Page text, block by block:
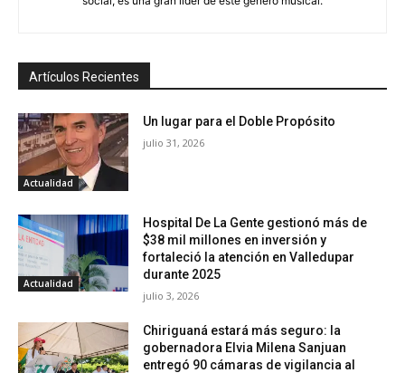
Artículos Recientes
Actualidad
Un lugar para el Doble Propósito
julio 31, 2026
Actualidad
Hospital De La Gente gestionó más de
$38 mil millones en inversión y
fortaleció la atención en Valledupar
durante 2025
julio 3, 2026
Chiriguaná estará más seguro: la
gobernadora Elvia Milena Sanjuan
entregó 90 cámaras de vigilancia al